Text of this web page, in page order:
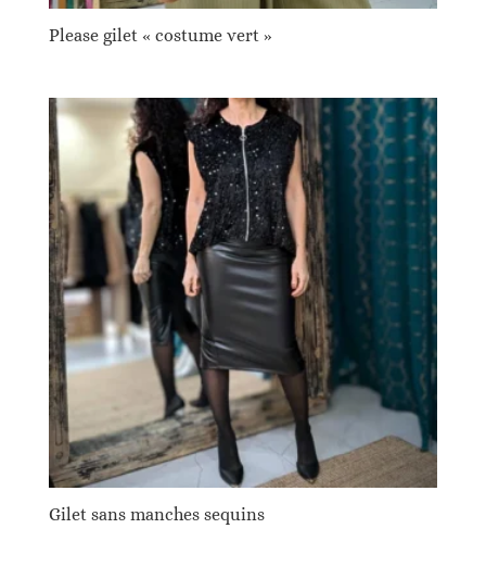
Please gilet « costume vert »
Gilet sans manches sequins